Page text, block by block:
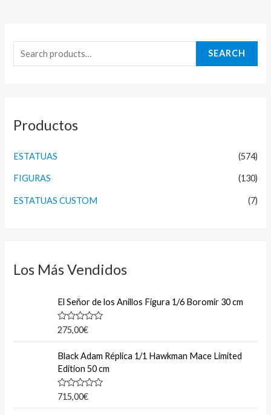
a
h
o
r
SEARCH
Productos
ESTATUAS (574)
FIGURAS (130)
ESTATUAS CUSTOM (7)
Los Más Vendidos
El Señor de los Anillos Figura 1/6 Boromir 30 cm
R
e
0
o
u
t
275,00€
Black Adam Réplica 1/1 Hawkman Mace Limited
Edition 50 cm
R
715,00€